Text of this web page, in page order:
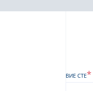
ВИЕ СТЕ